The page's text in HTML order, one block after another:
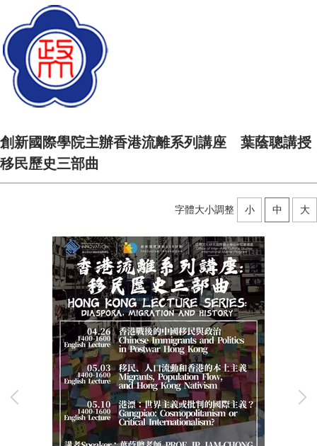
創新國際學院主辦香港流離系列講座 葉蔭聰講授
移民歷史三部曲
字體大小調整 小 中 大